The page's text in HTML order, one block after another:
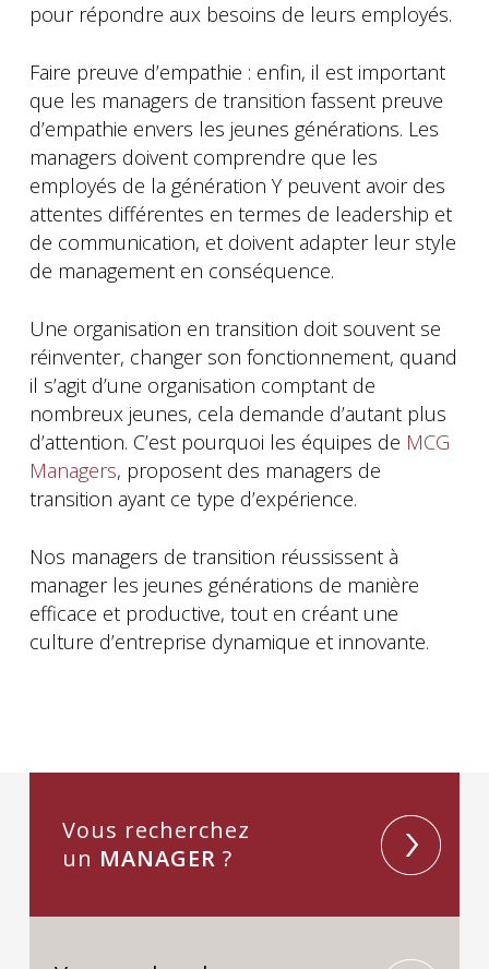
pour répondre aux besoins de leurs employés.
Faire preuve d’empathie : enfin, il est important
que les managers de transition fassent preuve
d’empathie envers les jeunes générations. Les
managers doivent comprendre que les
employés de la génération Y peuvent avoir des
attentes différentes en termes de leadership et
de communication, et doivent adapter leur style
de management en conséquence.
Une organisation en transition doit souvent se
réinventer, changer son fonctionnement, quand
il s’agit d’une organisation comptant de
nombreux jeunes, cela demande d’autant plus
d’attention. C’est pourquoi les équipes de MCG
Managers, proposent des managers de
transition ayant ce type d’expérience.
Nos managers de transition réussissent à
manager les jeunes générations de manière
efficace et productive, tout en créant une
culture d’entreprise dynamique et innovante.
Vous recherchez
un MANAGER ?